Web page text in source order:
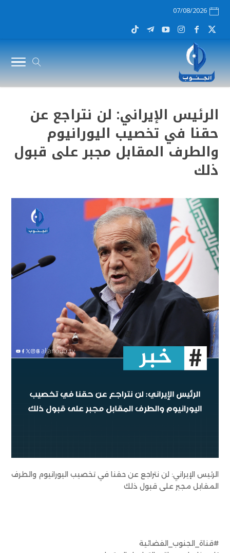
07/08/2026
الرئيس الإيراني: لن نتراجع عن
حقنا في تخصيب اليورانيوم
والطرف المقابل مجبر على قبول
ذلك
الرئيس الإيراني: لن نتراجع عن حقنا في تخصيب اليورانيوم والطرف
المقابل مجبر على قبول ذلك
#قناة_الجنوب_الفضائية